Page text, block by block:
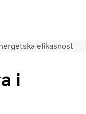
Trucks
Prijava
Bosna I
efikasnost
i